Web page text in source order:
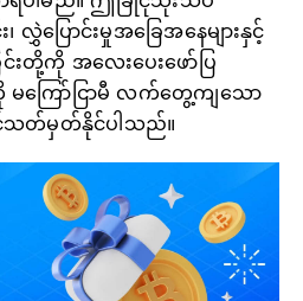
ပြောင်းမှုအခြေအနေများနှင့်
င်းတို့ကို အလေးပေးဖော်ပြ
ကြော်ငြာမီ လက်တွေ့ကျသော
င်သတ်မှတ်နိုင်ပါသည်။